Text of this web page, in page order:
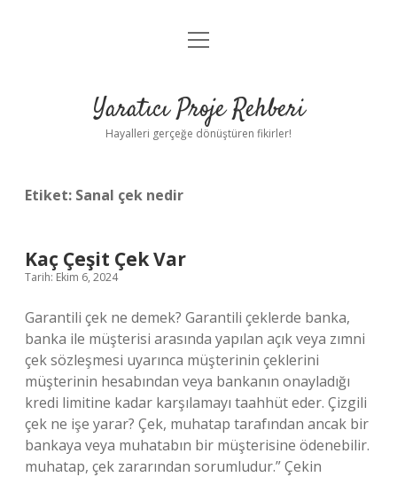
Anasayfa
Yasal Uyarı
menüyü
Yaratıcı Proje Rehberi
Hayalleri gerçeğe dönüştüren fikirler!
Etiket: Sanal çek nedir
Kaç Çeşit Çek Var
Tarih: Ekim 6, 2024
Garantili çek ne demek? Garantili çeklerde banka,
banka ile müşterisi arasında yapılan açık veya zımni
çek sözleşmesi uyarınca müşterinin çeklerini
müşterinin hesabından veya bankanın onayladığı
kredi limitine kadar karşılamayı taahhüt eder. Çizgili
çek ne işe yarar? Çek, muhatap tarafından ancak bir
bankaya veya muhatabın bir müşterisine ödenebilir.
muhatap, çek zararından sorumludur.” Çekin